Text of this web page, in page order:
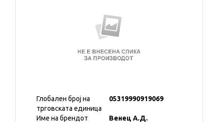
Глобален број на
трговската единица
05319990919069
Име на брендот
Венец А.Д.